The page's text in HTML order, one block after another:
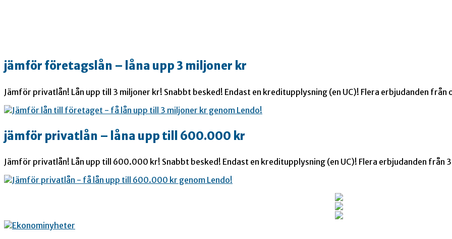
jämför företagslån – låna upp 3 miljoner kr
Jämför privatlån! Lån upp till 3 miljoner kr! Snabbt besked! Endast en kreditupplysning (en UC)! Flera erbjudanden från
jämför privatlån – låna upp till 600.000 kr
Jämför privatlån! Lån upp till 600.000 kr! Snabbt besked! Endast en kreditupplysning (en UC)! Flera erbjudanden från